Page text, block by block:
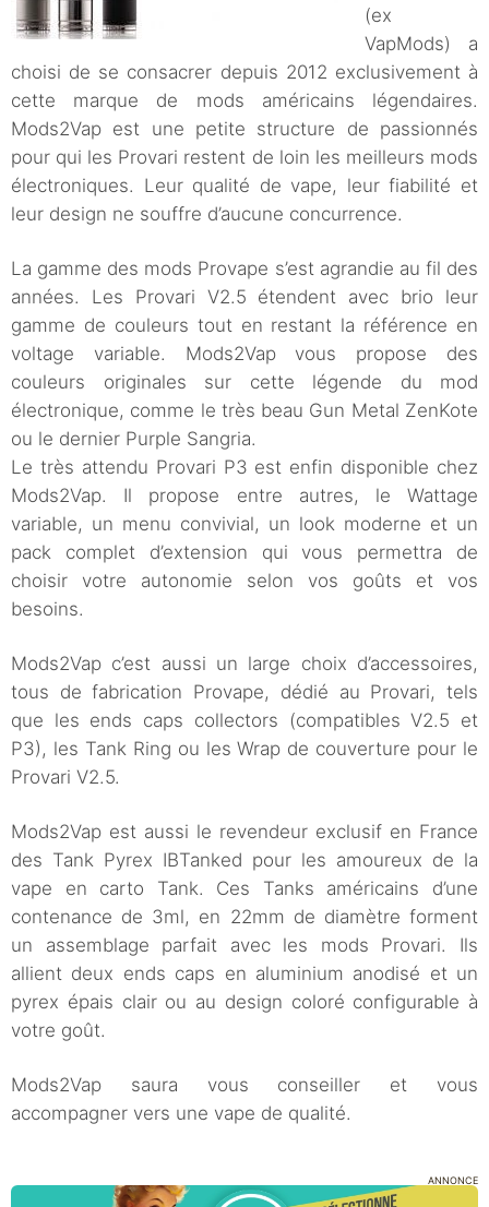
(ex
VapMods) a
choisi de se consacrer depuis 2012 exclusivement à
cette marque de mods américains légendaires.
Mods2Vap est une petite structure de passionnés
pour qui les Provari restent de loin les meilleurs mods
électroniques. Leur qualité de vape, leur fiabilité et
leur design ne souffre d’aucune concurrence.
La gamme des mods Provape s’est agrandie au fil des
années. Les Provari V2.5 étendent avec brio leur
gamme de couleurs tout en restant la référence en
voltage variable. Mods2Vap vous propose des
couleurs originales sur cette légende du mod
électronique, comme le très beau Gun Metal ZenKote
ou le dernier Purple Sangria.
Le très attendu Provari P3 est enfin disponible chez
Mods2Vap. Il propose entre autres, le Wattage
variable, un menu convivial, un look moderne et un
pack complet d’extension qui vous permettra de
choisir votre autonomie selon vos goûts et vos
besoins.
Mods2Vap c’est aussi un large choix d’accessoires,
tous de fabrication Provape, dédié au Provari, tels
que les ends caps collectors (compatibles V2.5 et
P3), les Tank Ring ou les Wrap de couverture pour le
Provari V2.5.
Mods2Vap est aussi le revendeur exclusif en France
des Tank Pyrex IBTanked pour les amoureux de la
vape en carto Tank. Ces Tanks américains d’une
contenance de 3ml, en 22mm de diamètre forment
un assemblage parfait avec les mods Provari. Ils
allient deux ends caps en aluminium anodisé et un
pyrex épais clair ou au design coloré configurable à
votre goût.
Mods2Vap saura vous conseiller et vous
accompagner vers une vape de qualité.
ANNONCE